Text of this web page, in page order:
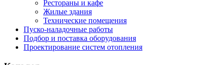
Рестораны и кафе
Жилые здания
Технические помещения
Пуско-наладочные работы
Подбор и поставка оборудования
Проектирование систем отопления